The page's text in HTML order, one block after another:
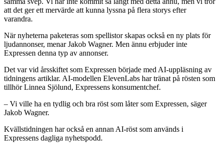
att det ger ett mervärde att kunna lyssna på flera storys efter
varandra.
När nyheterna paketeras som spellistor skapas också en ny plats för
ljudannonser, menar Jakob Wagner. Men ännu erbjuder inte
Expressen denna typ av annonser.
Det var vid årsskiftet som Expressen började med AI-uppläsning av
tidningens artiklar. AI-modellen ElevenLabs har tränat på rösten som
tillhör Linnea Sjölund, Expressens konsumentchef.
– Vi ville ha en tydlig och bra röst som låter som Expressen, säger
Jakob Wagner.
Kvällstidningen har också en annan AI-röst som används i
Expressens dagliga nyhetspodd.